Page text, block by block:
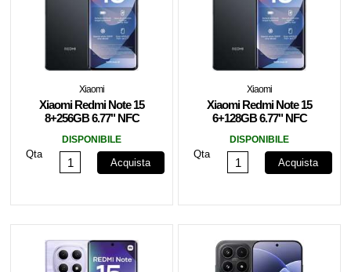
Xiaomi
Xiaomi Redmi Note 15
8+256GB 6.77" NFC
DISPONIBILE
Qta
Acquista
Xiaomi
Xiaomi Redmi Note 15
6+128GB 6.77" NFC
DISPONIBILE
Qta
Acquista